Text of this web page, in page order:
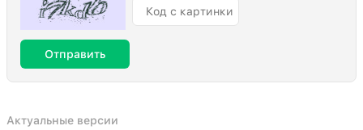
Отправить
Актуальные версии